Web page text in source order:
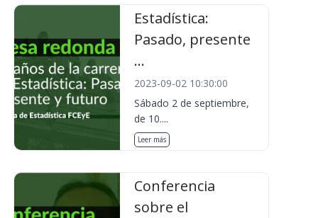
Estadística:
Pasado, presente
...
2023-09-02 10:30:00
Sábado 2 de septiembre,
de 10....
Leer más
Conferencia
sobre el